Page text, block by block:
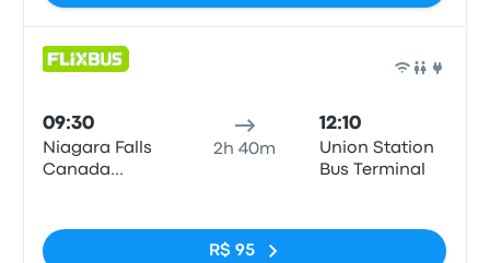
09:30
Niagara Falls
Canada
2h 40m
12:10
Union Station
Bus Terminal
R$ 95